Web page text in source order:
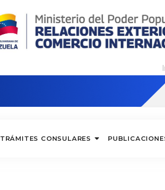
TRÁMITES CONSULARES